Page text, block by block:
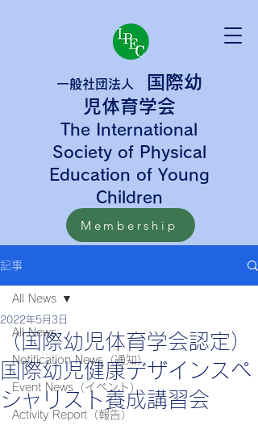
一般社団法人
国際幼
児体育学会
The International
Society of Physical
Education of Young
Children
Membership
記事
All News
Notification News（通知）
Event News（イベント）
Activity Report（報告）
All News
（国際幼児体育学会認定）
国際幼児健康デザインスペ
シャリスト養成講習会
2022年5月3日